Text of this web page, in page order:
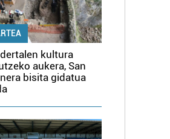
kultura
aukera, San
bisita gidatua